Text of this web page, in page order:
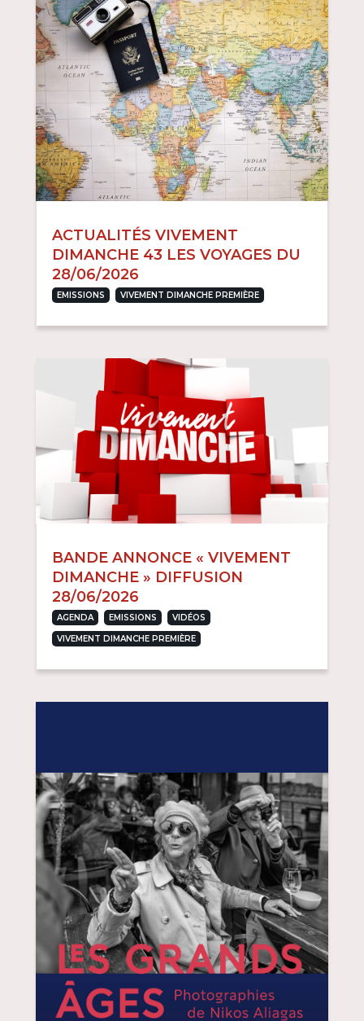
ACTUALITÉS VIVEMENT
DIMANCHE 43 LES VOYAGES DU
28/06/2026
EMISSIONS , VIVEMENT DIMANCHE PREMIÈRE
BANDE ANNONCE « VIVEMENT
DIMANCHE » DIFFUSION
28/06/2026
AGENDA , EMISSIONS , VIDÉOS ,
VIVEMENT DIMANCHE PREMIÈRE